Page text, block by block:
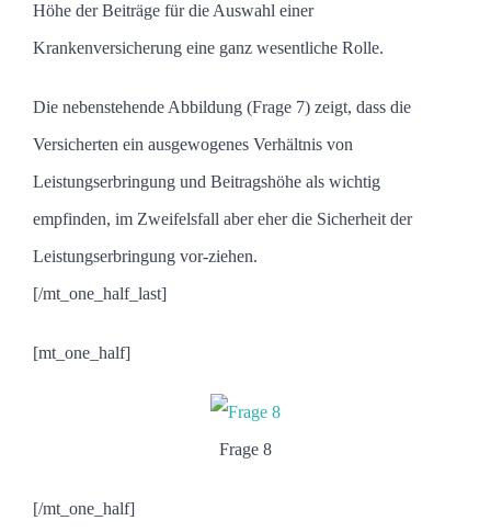
Höhe der Beiträge für die Auswahl einer
Krankenversicherung eine ganz wesentliche Rolle.
Die nebenstehende Abbildung (Frage 7) zeigt, dass die
Versicherten ein ausgewogenes Verhältnis von
Leistungserbringung und Beitragshöhe als wichtig
empfinden, im Zweifelsfall aber eher die Sicherheit der
Leistungserbringung vor-ziehen.
[/mt_one_half_last]
[mt_one_half]
Frage 8
[/mt_one_half]